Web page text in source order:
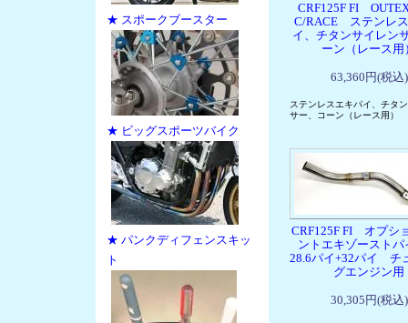
★ スポークブースター
★ ビッグスポーツバイク
★ パンクディフェンスキッ
ト
CRF125F FI
C/RACE ステンレ
イ、チタンサイレン
ーン（レース用
63,360円(税込)
ステンレスエキパイ、チタ
サー、コーン（レース用）
CRF125F FI オプシ
ントエキゾースト
28.6パイ+32パイ チ
グエンジン用
30,305円(税込)